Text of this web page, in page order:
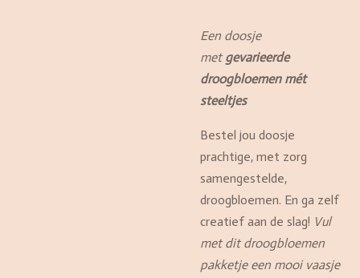
Een doosje
metgevarieerde
droogbloemen mét
steeltjes
Bestel jou doosje
prachtige, met zorg
samengestelde,
droogbloemen. En ga zelf
creatief aan de slag! Vul
met dit droogbloemen
pakketje een mooi vaasje